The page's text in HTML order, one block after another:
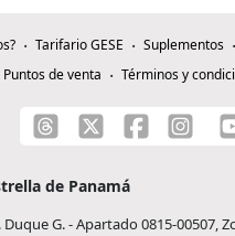
Tarifario GESE Suplementos
Puntos de venta
Términos y
de Panamá
G. - Apartado 0815-00507,